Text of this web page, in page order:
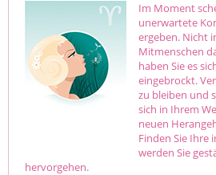
Im Moment
unerwartete
ergeben. Nicht
Mitmenschen
haben Sie es
eingebrockt.
zu bleiben und
sich in Ihrem
neuen
Finden Sie Ihre
werden Sie
hervorgehen.